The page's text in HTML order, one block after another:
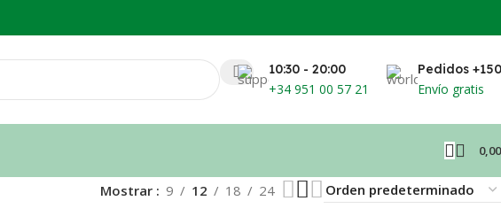
10:30 - 20:00
+34 951 00 57 21
Pedidos
Envío gratis
Mostrar 9 12 18 24